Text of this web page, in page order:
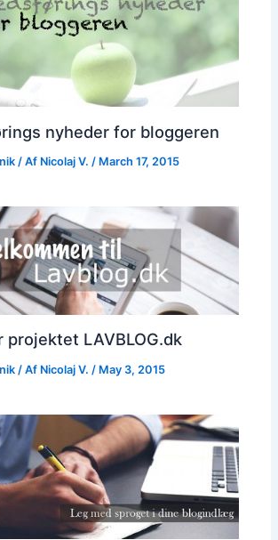
nyheder for bloggeren
/ Af Nicolaj V./ March 17, 2015
projektet LAVBLOG.dk
/ Af Nicolaj V./ May 3, 2015